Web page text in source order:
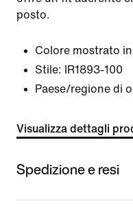
posto.
Colore mostrato
Stile:
IR1893-100
Paese/regione di
Visualizza dettagli
Spedizione e resi